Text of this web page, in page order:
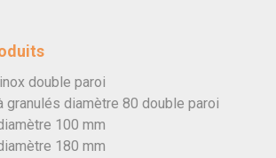
double paroi
granulés diamètre 80 double paroi
100 mm
180 mm